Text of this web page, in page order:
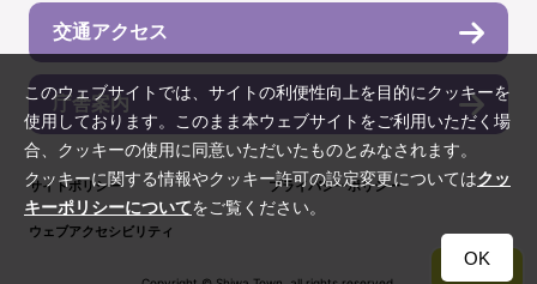
交通アクセス
庁舎案内
サイトポリシー プライバシーポリシー
ウェブアクセシビリティ
TOP
このウェブサイトでは、サイトの利便性向上を目的にクッキーを
使用しております。このまま本ウェブサイトをご利用いただく場
合、クッキーの使用に同意いただいたものとみなされます。
クッキーに関する情報やクッキー許可の設定変更についてはクッ
キーポリシーについてをご覧ください。
OK